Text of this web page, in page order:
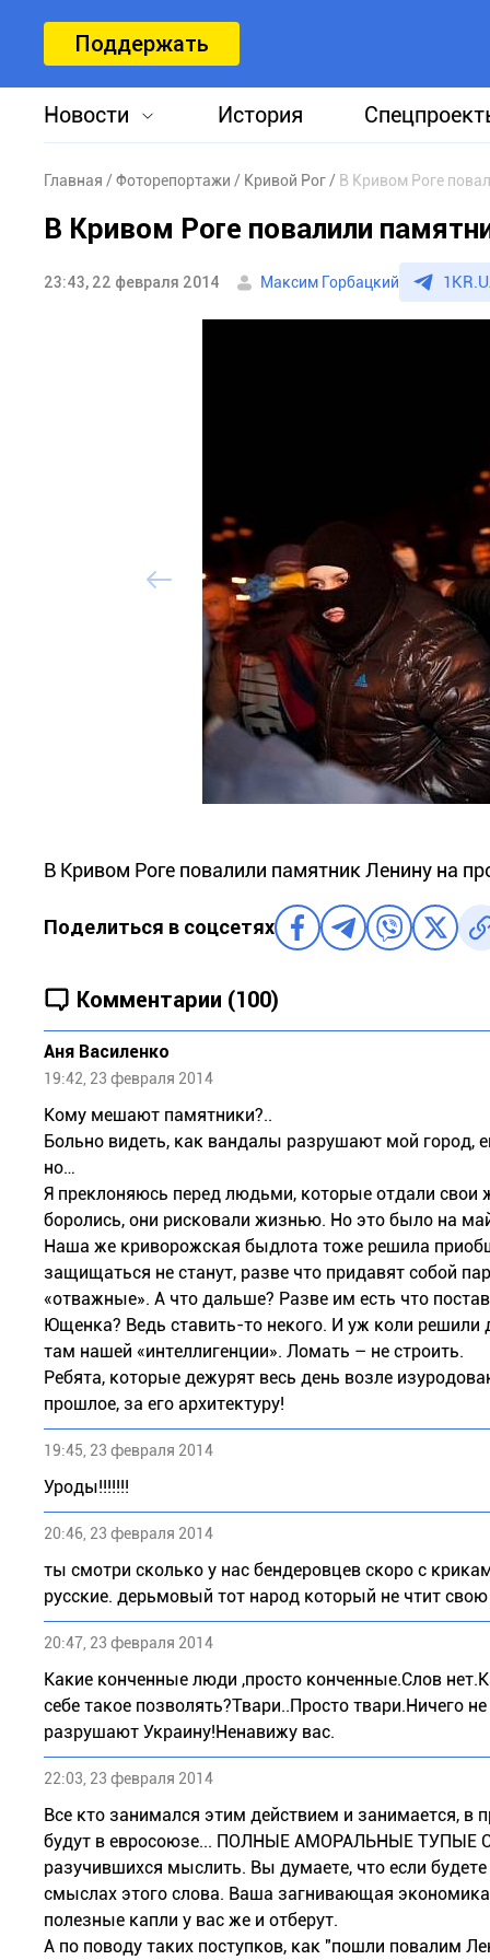
Поддержать
Новости История
Главная Фоторепортажи Кривой Рог В Кривом Роге
В Кривом Роге повалили
23:43, 22 февраля 2014 Максим Горбацкий
В Кривом Роге повалили памятник Ленину на
Поделиться в соцсетях
Комментарии (100)
Аня Василенко
19:42, 23 февраля 2014
Кому мешают памятники?..
Больно видеть, как вандалы разрушают мой город,
но…
Я преклоняюсь перед людьми, которые отдали свои
боролись, они рисковали жизнью. Но это было на
Наша же криворожская быдлота тоже решила
защищаться не станут, разве что придавят собой
«отважные». А что дальше? Разве им есть что
Ющенка? Ведь ставить-то некого. И уж коли решили
там нашей «интеллигенции». Ломать – не строить.
Ребята, которые дежурят весь день возле
прошлое, за его архитектуру!
19:45, 23 февраля 2014
Уроды!!!!!!!
20:46, 23 февраля 2014
ты смотри сколько у нас бендеровцев скоро с
русские. дерьмовый тот народ который не чтит
20:47, 23 февраля 2014
Какие конченные люди ,просто конченные.Слов
себе такое позволять?Твари..Просто
разрушают Украину!Ненавижу вас.
22:03, 23 февраля 2014
Все кто занимался этим действием и занимается, в
будут в евросоюзе... ПОЛНЫЕ АМОРАЛЬНЫЕ ТУПЫЕ
разучившихся мыслить. Вы думаете, что если
смыслах этого слова. Ваша загнивающая
полезные капли у вас же и отберут.
А по поводу таких поступков, как "пошли повалим